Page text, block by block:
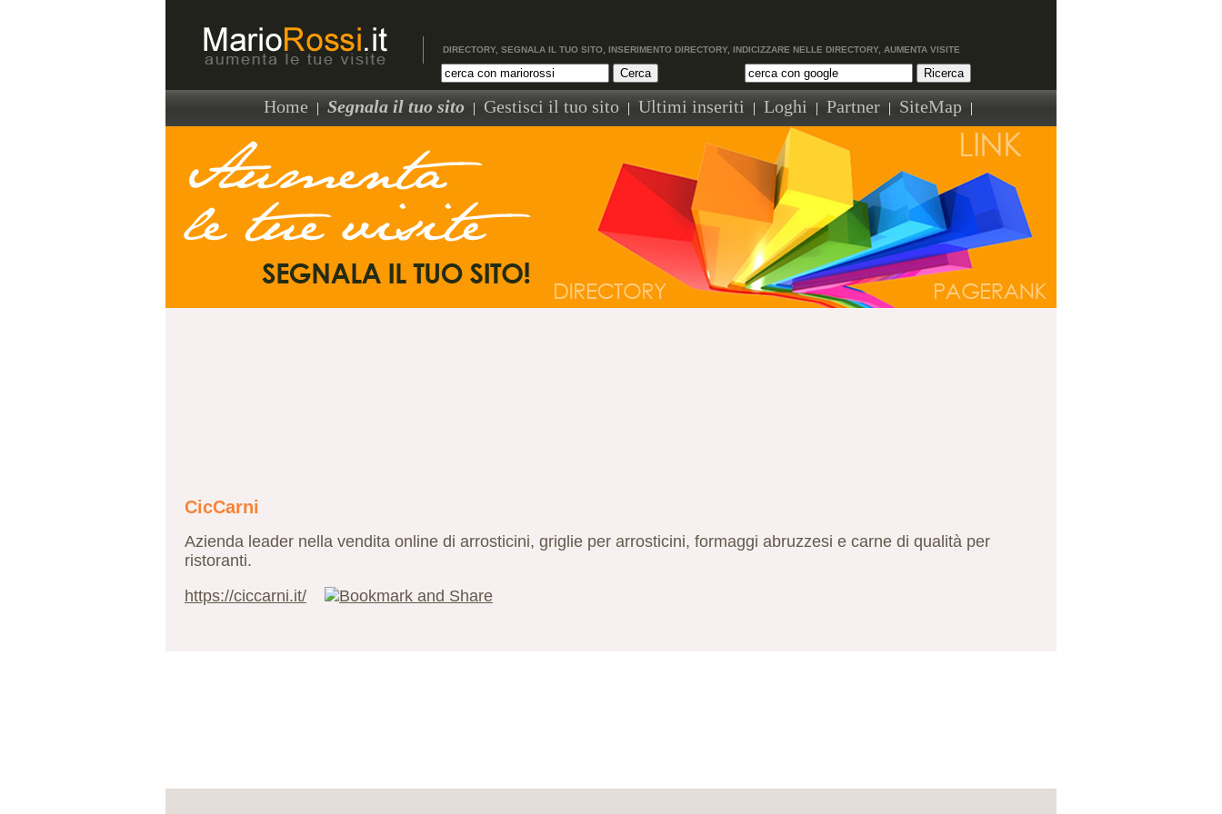
DIRECTORY, SEGNALA IL TUO SITO, INSERIMENTO DIRECTORY, INDICIZZARE NELLE DIRECTORY, AUMENTA VISITE
Home | Segnala il tuo sito | Gestisci il tuo sito | Ultimi inseriti | Loghi | Partner | SiteMap |
CicCarni
Azienda leader nella vendita online di arrosticini, griglie per arrosticini, formaggi abruzzesi e carne di qualità per
ristoranti.
https://ciccarni.it/